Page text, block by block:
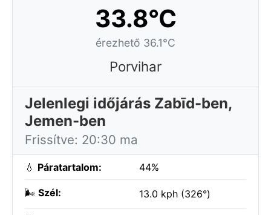
33.8°C
érezhető 36.1°C
Porvihar
Jelenlegi időjárás Zabīd-ben,
Jemen-ben
Frissítve: 20:30 ma
💧 Páratartalom: 44%
🌬️ Szél: 13.0 kph (326°)